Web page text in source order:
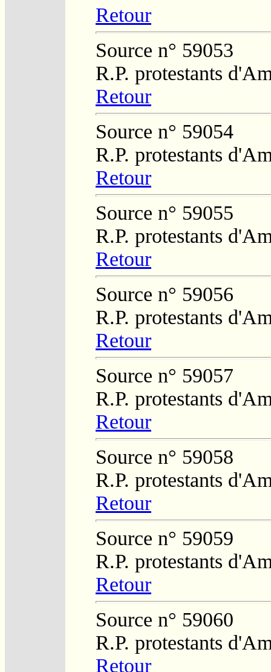
Retour
Source n° 59053
R.P. protestants
Retour
Source n° 59054
R.P. protestants
Retour
Source n° 59055
R.P. protestants
Retour
Source n° 59056
R.P. protestants
Retour
Source n° 59057
R.P. protestants
Retour
Source n° 59058
R.P. protestants
Retour
Source n° 59059
R.P. protestants
Retour
Source n° 59060
R.P. protestants
Retour